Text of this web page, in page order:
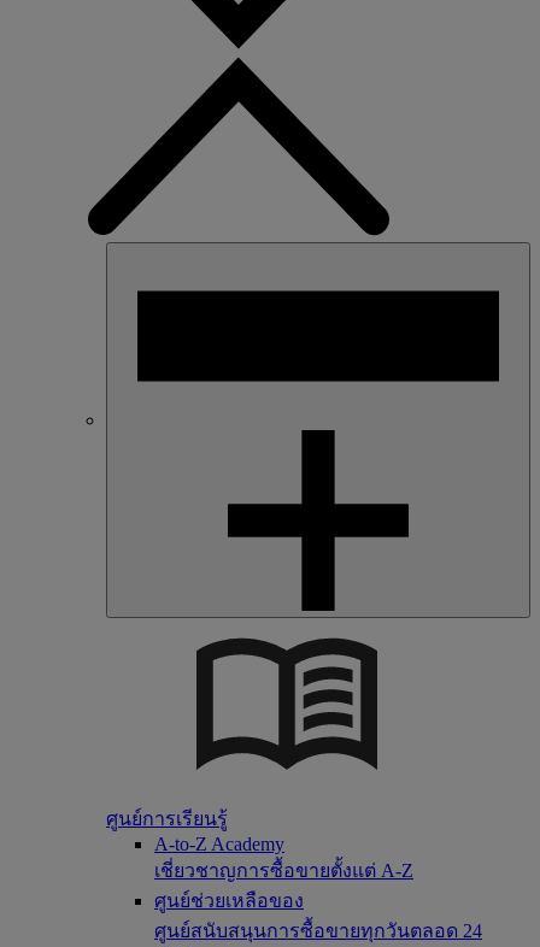
ศูนย์การเรียนรู้
A-to-Z Academy
เชี่ยวชาญการซื้อขายตั้งแต่ A-Z
ศูนย์ช่วยเหลือของ
ศูนย์สนับสนุนการซื้อขายทุกวันตลอด 24